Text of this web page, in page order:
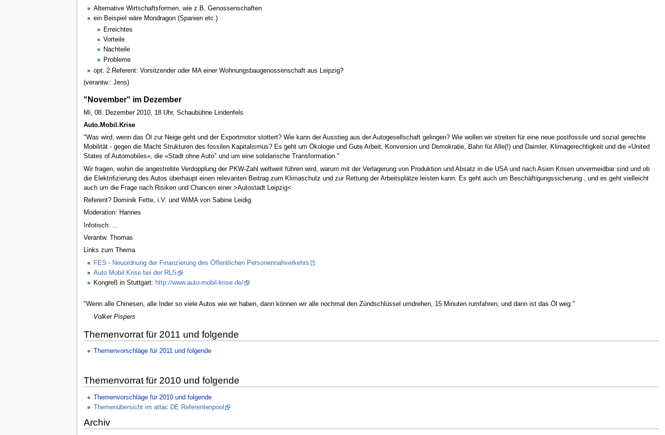
Alternative Wirtschaftsformen, wie z.B. Genossenschaften
ein Beispiel wäre Mondragon (Spanien etc.)
Erreichtes
Vorteile
Nachteile
Probleme
opt. 2.Referent: Vorsitzender oder MA einer Wohnungsbaugenossenschaft aus Leipzig?
(verantw.: Jens)
"November" im Dezember
Mi, 08. Dezember 2010, 18 Uhr, Schaubühne Lindenfels
Auto.Mobil.Krise
"Was wird, wenn das Öl zur Neige geht und der Exportmotor stottert? Wie kann der Ausstieg aus der Autogesellschaft gelingen? Wie wollen wir streiten für eine neue postfossile und sozial gerechte
Mobilität - gegen die Macht Strukturen des fossilen Kapitalismus? Es geht um Ökologie und Gute Arbeit, Konversion und Demokratie, Bahn für Alle(!) und Daimler, Klimagerechtigkeit und die «United
States of Automobiles», die «Stadt ohne Auto" und um eine solidarische Transformation."
Wir fragen, wohin die angestrebte Verdopplung der PKW-Zahl weltweit führen wird, warum mit der Verlagerung von Produktion und Absatz in die USA und nach Asien Krisen unvermeidbar sind und ob
die Elektrifizierung des Autos überhaupt einen relevanten Beitrag zum Klimaschutz und zur Rettung der Arbeitsplätze leisten kann. Es geht auch um Beschäftigungssicherung , und es geht vielleicht
auch um die Frage nach Risiken und Chancen einer >Autostadt Leipzig<
Referent? Dominik Fette, i.V. und WiMA von Sabine Leidig.
Moderation: Hannes
Infotisch: ...
Verantw. Thomas
Links zum Thema
FES - Neuordnung der Finanzierung des Öffentlichen Personennahverkehrs
Auto.Mobil.Krise bei der RLS
Kongreß in Stuttgart: http://www.auto-mobil-krise.de/
"Wenn alle Chinesen, alle Inder so viele Autos wie wir haben, dann können wir alle nochmal den Zündschlüssel umdrehen, 15 Minuten rumfahren, und dann ist das Öl weg."
Volker Pispers
Themenvorrat für 2011 und folgende
Themenvorschläge für 2011 und folgende
Themenvorrat für 2010 und folgende
Themenvorschläge für 2010 und folgende
Themenübersicht im attac DE Referentenpool
Archiv